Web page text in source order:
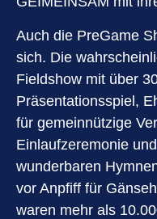
Auch die PreGame
sich. Die
Fieldshow mit über
Präsentationsspiel,
für gemeinnützige
Einlaufzeremonie
wunderbaren
vor Anpfiff für
waren mehr als